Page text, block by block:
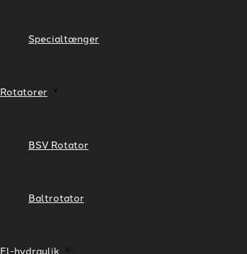
Specialtænger
Rotatorer
BSV Rotator
Baltrotator
El-hydraulik